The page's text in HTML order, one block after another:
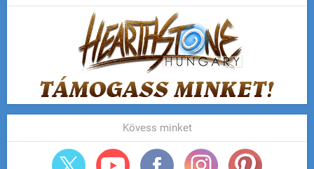
Kövess minket